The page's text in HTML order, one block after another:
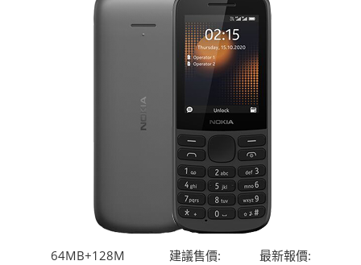
64MB+128M
建議售價:
最新報價: